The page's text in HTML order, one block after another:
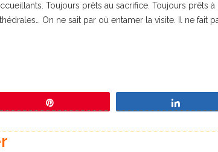
Toujours prêts au sacrifice. Toujours prêts à
On ne sait par où entamer la visite. Il ne fait